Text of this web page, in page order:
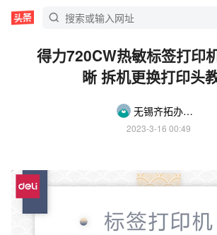
得力720CW热敏标签打印
晰 拆机更换打印头
无锡齐拓办公用品
2023-3-16 00:49